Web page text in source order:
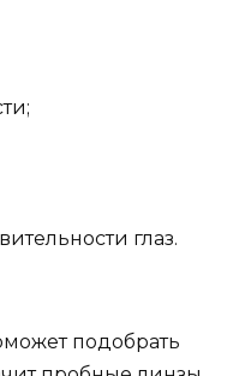
глаз.
подобрать